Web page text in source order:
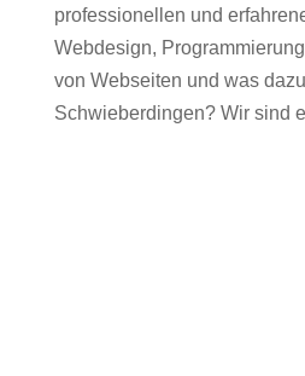
professionellen und
Webdesign,
von Webseiten und was
Schwieberdingen? Wir sind